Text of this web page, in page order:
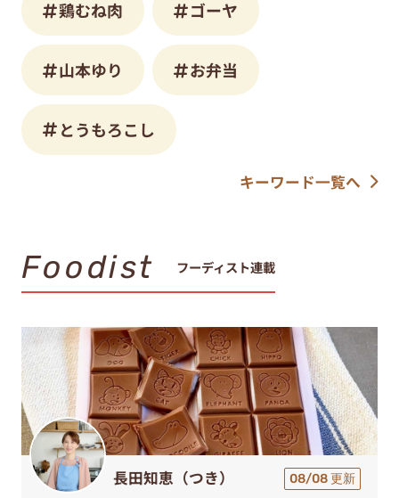
鶏むね肉 ゴーヤ
山本ゆり お弁当
とうもろこし
キーワード一覧へ
Foodist フーディスト連載
長田知恵（つき） 08/08 更新